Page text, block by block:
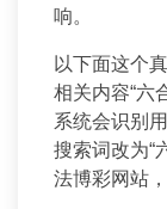
响。
以下面这个
相关内容“六
系统会识别
搜索词改为“
法博彩网站